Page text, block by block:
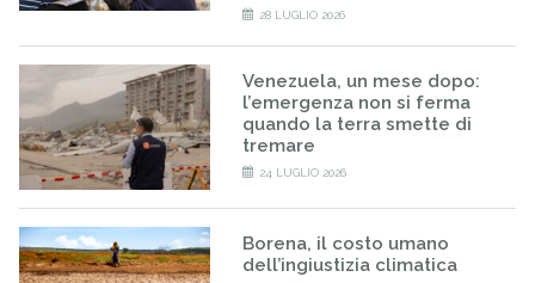
28 LUGLIO 2026
Venezuela, un mese dopo:
l’emergenza non si ferma
quando la terra smette di
tremare
24 LUGLIO 2026
Borena, il costo umano
dell’ingiustizia climatica